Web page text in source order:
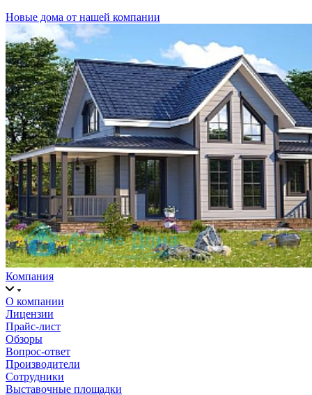
Новые дома от нашей компании
Компания
О компании
Лицензии
Прайс-лист
Обзоры
Вопрос-ответ
Производители
Сотрудники
Выставочные площадки